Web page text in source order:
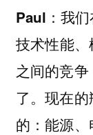
Paul：我
技术性能、
之间的竞
了。现在
的：能源、